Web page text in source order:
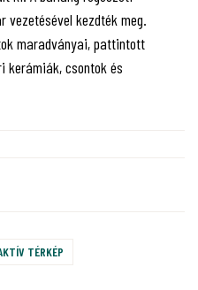
vezetésével kezdték meg.
maradványai, pattintott
kerámiák, csontok és
TÉRKÉP